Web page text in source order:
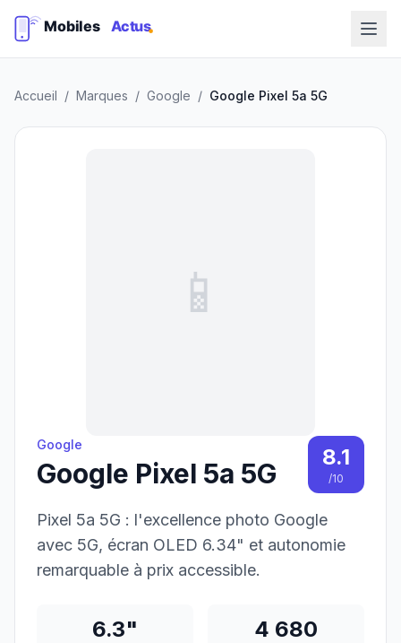
Accueil / Marques / Google / Google Pixel 5a 5G
📱
Google
Google Pixel 5a 5G
8.1
/10
Pixel 5a 5G : l'excellence photo Google
avec 5G, écran OLED 6.34" et autonomie
remarquable à prix accessible.
6.3" 4 680